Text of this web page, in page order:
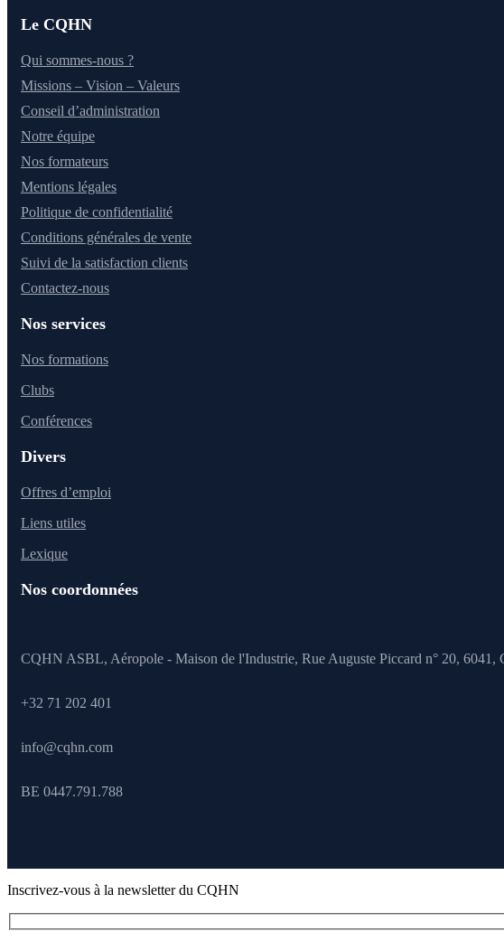
Le CQHN
Qui sommes-nous ?
Missions – Vision – Valeurs
Conseil d’administration
Notre équipe
Nos formateurs
Mentions légales
Politique de confidentialité
Conditions générales de vente
Suivi de la satisfaction clients
Contactez-nous
Nos services
Nos formations
Clubs
Conférences
Divers
Offres d’emploi
Liens utiles
Lexique
Nos coordonnées
CQHN ASBL, Aéropole - Maison de l'Industrie, Rue Auguste Piccard n° 20, 6041,
+32 71 202 401
info@cqhn.com
BE 0447.791.788
Inscrivez-vous à la newsletter du CQHN